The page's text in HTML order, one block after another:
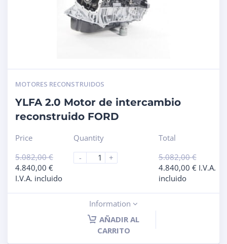
MOTORES RECONSTRUIDOS
YLFA 2.0 Motor de intercambio
reconstruido FORD
Price
5.082,00€
4.840,00 €
I.V.A. incluido
Quantity
-
+
Total
5.082,00€
4.840,00 € I.V.A.
incluido
Information
AÑADIR AL
CARRITO